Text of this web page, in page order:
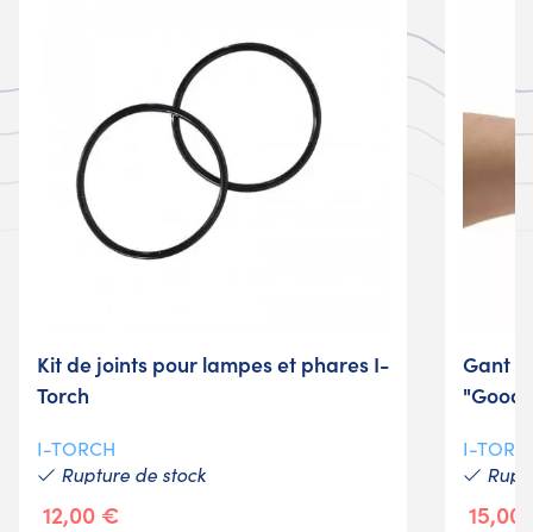
Kit de joints pour lampes et phares I-
Torch
I-TORCH
Rupture de stock
12,00 €
Gant
I-
15,00